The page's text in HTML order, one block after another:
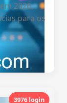
2026,
para os
3976 login